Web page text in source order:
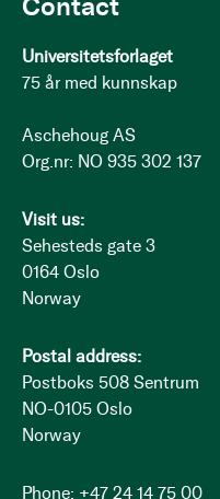
Universitetsforlaget
75 år med kunnskap
Aschehoug AS
Org.nr: NO 935 302 137
Visit us:
Sehesteds gate 3
0164 Oslo
Norway
Postal address:
Postboks 508 Sentrum
NO-0105 Oslo
Norway
Phone: +47 24 14 75 00